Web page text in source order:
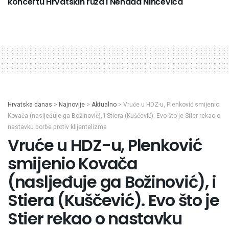
Hrvatska danas > Najnovije > Aktualno > Vruće u HDZ-u, Plenković smijenio
Kovača (nasljeđuje ga Božinović), i Stiera (Kuščević). Evo što je Stier rekao o
nastavku borbe protiv klijentelizma
Vruće u HDZ-u, Plenković
smijenio Kovača
(nasljeđuje ga Božinović), i
Stiera (Kuščević). Evo što je
Stier rekao o nastavku